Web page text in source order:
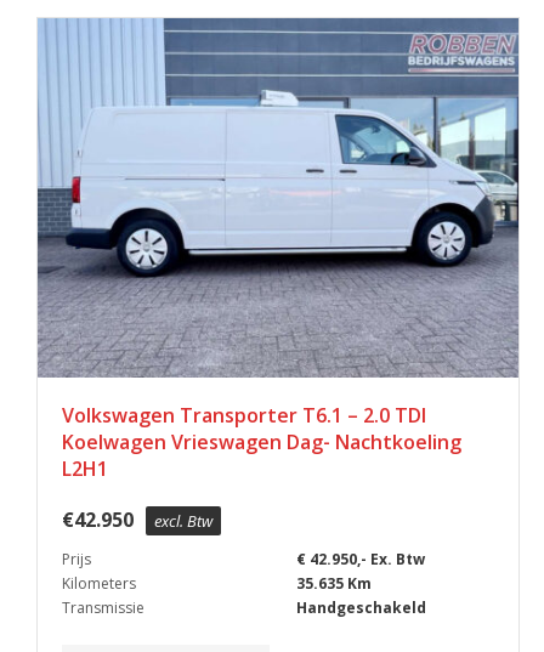
Volkswagen Transporter T6.1 – 2.0 TDI
Koelwagen Vrieswagen Dag- Nachtkoeling
L2H1
€42.950 excl. Btw
Prijs
€ 42.950,- Ex. Btw
Kilometers
35.635 Km
Transmissie
Handgeschakeld